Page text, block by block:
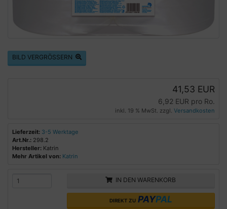
BILD VERGRÖSSERN
41,53 EUR
6,92 EUR pro Ro.
inkl. 19 % MwSt. zzgl. Versandkosten
Lieferzeit: 3-5 Werktage
Art.Nr.: 298.2
Hersteller: Katrin
Mehr Artikel von: Katrin
IN DEN WARENKORB
DIREKT ZU PAYPAL